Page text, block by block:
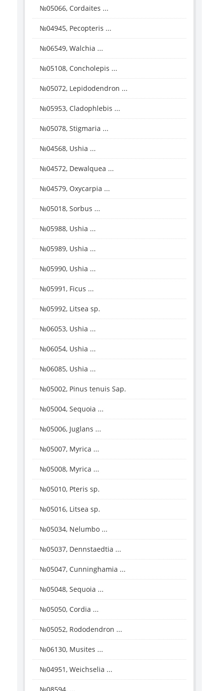
№05066, Cordaites ...
№04945, Pecopteris ...
№06549, Walchia ...
№05108, Concholepis ...
№05072, Lepidodendron ...
№05953, Cladophlebis ...
№05078, Stigmaria ...
№04568, Ushia ...
№04572, Dewalquea ...
№04579, Oxycarpia ...
№05018, Sorbus ...
№05988, Ushia ...
№05989, Ushia ...
№05990, Ushia ...
№05991, Ficus ...
№05992, Litsea sp.
№06053, Ushia ...
№06054, Ushia ...
№06085, Ushia ...
№05002, Pinus tenuis Sap.
№05004, Sequoia ...
№05006, Juglans ...
№05007, Myrica ...
№05008, Myrica ...
№05010, Pteris sp.
№05016, Litsea sp.
№05034, Nelumbo ...
№05037, Dennstaedtia ...
№05047, Cunninghamia ...
№05048, Sequoia ...
№05050, Cordia ...
№05052, Rododendron ...
№06130, Musites ...
№04951, Weichselia ...
№08594, ...